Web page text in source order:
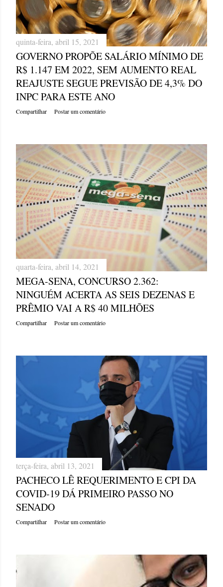
quinta-feira, abril 15, 2021
GOVERNO PROPÕE SALÁRIO MÍNIMO DE
R$ 1.147 EM 2022, SEM AUMENTO REAL
REAJUSTE SEGUE PREVISÃO DE 4,3% DO
INPC PARA ESTE ANO
Compartilhar Postar um comentário
quarta-feira, abril 14, 2021
MEGA-SENA, CONCURSO 2.362:
NINGUÉM ACERTA AS SEIS DEZENAS E
PRÊMIO VAI A R$ 40 MILHÕES
Compartilhar Postar um comentário
terça-feira, abril 13, 2021
PACHECO LÊ REQUERIMENTO E CPI DA
COVID-19 DÁ PRIMEIRO PASSO NO
SENADO
Compartilhar Postar um comentário